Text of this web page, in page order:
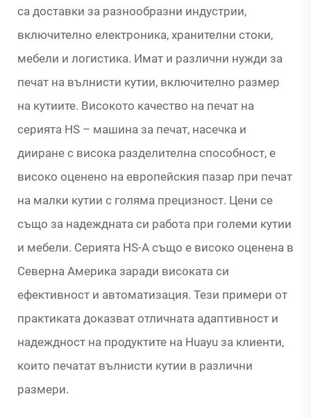
са доставки за разнообразни индустрии,
включително електроника, хранителни стоки,
мебели и логистика. Имат и различни нужди за
печат на вълнисти кутии, включително размер
на кутиите. Високото качество на печат на
серията HS – машина за печат, насечка и
дииране с висока разделителна способност, е
високо оценено на европейския пазар при печат
на малки кутии с голяма прецизност. Цени се
също за надеждната си работа при големи кутии
и мебели. Серията HS-A също е високо оценена в
Северна Америка заради високата си
ефективност и автоматизация. Тези примери от
практиката доказват отличната адаптивност и
надеждност на продуктите на Huayu за клиенти,
които печатат вълнисти кутии в различни
размери.